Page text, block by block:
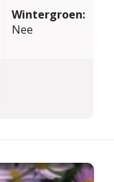
Wintergroen:
Nee